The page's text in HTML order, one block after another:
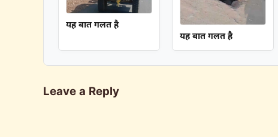
यह बात गलत है
यह बात गलत है
Leave a Reply